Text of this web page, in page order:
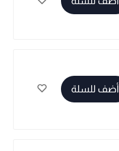
أضف للسلة